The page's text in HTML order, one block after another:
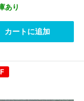
あり
カートに追加